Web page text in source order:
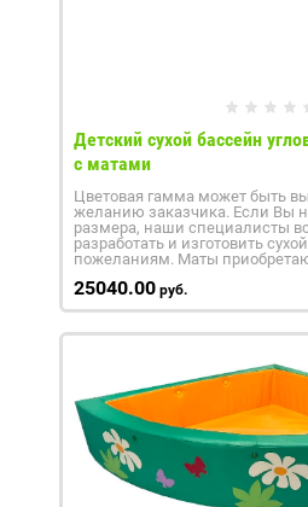
Детский сухой бассейн
с матами
Цветовая гамма может быть
желанию заказчика. Если Вы
размера, наши специалисты
разработать и изготовить
пожеланиям. Маты
25040.00 руб.